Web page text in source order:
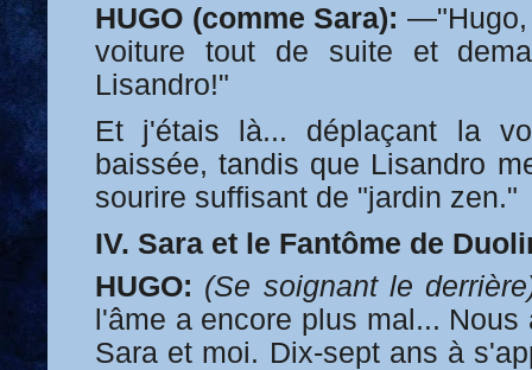
HUGO (comme Sara): —"Hugo,
voiture tout de suite et
Lisandro!"
Et j'étais là... déplaçant la
baissée, tandis que Lisandro
sourire suffisant de "jardin zen."
IV. Sara et le Fantôme de
HUGO: (Se soignant le
l'âme a encore plus mal... Nous
Sara et moi. Dix-sept ans à